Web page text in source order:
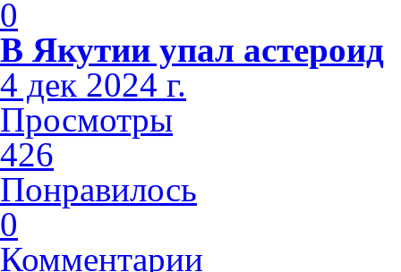
0
В Якутии упал астероид
4 дек 2024 г.
Просмотры
426
Понравилось
0
Комментарии